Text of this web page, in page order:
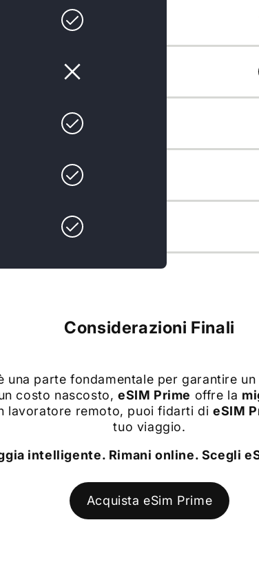
Considerazioni Finali
una parte fondamentale per garantire
costo nascosto,eSIM Prime offre la
lavoratore remoto, puoi fidarti dieSIM
tuo viaggio.
intelligente. Rimani online. Scegli
Acquista eSim Prime